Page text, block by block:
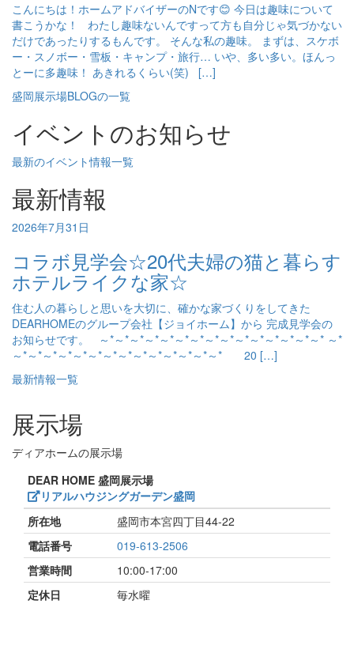
こんにちは！ホームアドバイザーのNです😊 今日は趣味について
書こうかな！ わたし趣味ないんですって方も自分じゃ気づかない
だけであったりするもんです。 そんな私の趣味。 まずは、スケボ
ー・スノボー・雪板・キャンプ・旅行… いや、多い多い。ほんっ
とーに多趣味！ あきれるくらい(笑) […]
盛岡展示場BLOGの一覧
イベントのお知らせ
最新のイベント情報一覧
最新情報
2026年7月31日
コラボ見学会☆20代夫婦の猫と暮らす
ホテルライクな家☆
住む人の暮らしと思いを大切に、確かな家づくりをしてきた
DEARHOMEのグループ会社【ジョイホーム】から 完成見学会の
お知らせです。 ～*～*～*～*～*～*～*～*～*～*～*～*～*～*～* ～*
～*～*～*～*～*～*～*～*～*～*～*～*～*～* 20 […]
最新情報一覧
展示場
ディアホームの展示場
DEAR HOME 盛岡展示場
リアルハウジングガーデン盛岡
所在地
盛岡市本宮四丁目44-22
電話番号
019-613-2506
営業時間
10:00-17:00
定休日
毎水曜